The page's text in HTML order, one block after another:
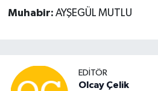
Muhabir: AYŞEGÜL MUTLU
EDITÖR
Olcay Çelik